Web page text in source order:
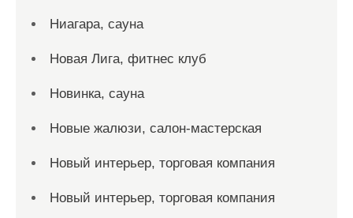
Ниагара, сауна
Новая Лига, фитнес клуб
Новинка, сауна
Новые жалюзи, салон-мастерская
Новый интерьер, торговая компания
Новый интерьер, торговая компания